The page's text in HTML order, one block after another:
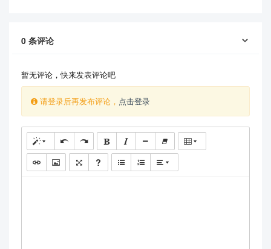
0 条评论
暂无评论，快来发表评论吧
请登录后再发布评论， 点击登录